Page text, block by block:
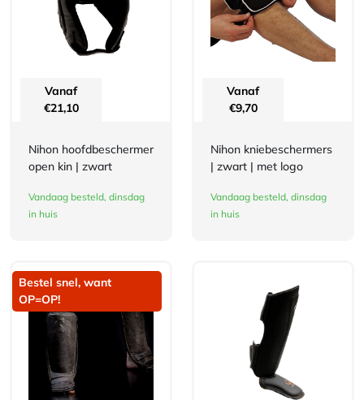
Vanaf
€21,10
Nihon hoofdbeschermer
open kin | zwart
Vandaag besteld, dinsdag
in huis
Vanaf
€9,70
Nihon kniebeschermers
| zwart | met logo
Vandaag besteld, dinsdag
in huis
Bestel snel, want
OP=OP!